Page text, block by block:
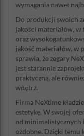
wymagania nawet
Do produkcji swoich
jakości materiałów, w
oraz
jakość materiałów, w
sprawia, że zegary
jest starannie
praktyczną, ale
wnętrz.
Firma NeXtime
estetykę. W swojej
od minimalistycznych
ozdobne. Dzięki temu